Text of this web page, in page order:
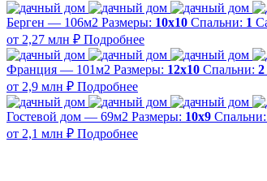
Берген — 106м2 Размеры: 10х10 Спальни: 1
от 2,27 млн ₽ Подробнее
Франция — 101м2 Размеры: 12х10 Спальни: 2
от 2,9 млн ₽ Подробнее
Гостевой дом — 69м2 Размеры: 10х9 Спальни:
от 2,1 млн ₽ Подробнее